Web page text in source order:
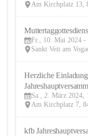
Fr., 10. Mai 2024
Herzliche
Sa., 2. März 2024,
kfb